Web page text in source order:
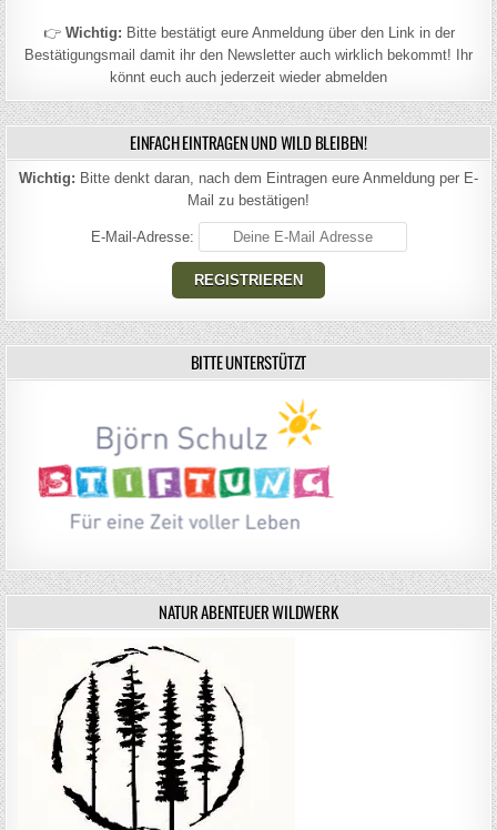
👉 Wichtig: Bitte bestätigt eure Anmeldung über den Link in der
Bestätigungsmail damit ihr den Newsletter auch wirklich bekommt! Ihr
könnt euch auch jederzeit wieder abmelden
EINFACH EINTRAGEN UND WILD BLEIBEN!
Wichtig: Bitte denkt daran, nach dem Eintragen eure Anmeldung per E-
Mail zu bestätigen!
E-Mail-Adresse:
BITTE UNTERSTÜTZT
NATUR ABENTEUER WILDWERK